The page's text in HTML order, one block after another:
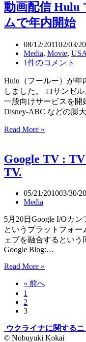
ャ
ス
ト
と
Technology
セ
タ
ー
建
設
動画配信 Hulu
ムで年内開始
08/12/201102/03/
Media, Movie, USA
1件のコメント
Hulu（フールー）が年
しました。 ロサンゼ
一般向けサービスを開
Disney-ABC などの膨
Read More »
信
ル
ラ
ッ
ト
フ
ー
開
始
Google TV : TV
TV.
05/21/201003/30/
Media
5月20日Google I/Oカ
というプラットフォー
ェブを融合するとい
Google Blog:…
Read More »
:
meets
TV.
« 前へ
1
2
3
ウクライナに関するニ
© Nobuyuki Kokai